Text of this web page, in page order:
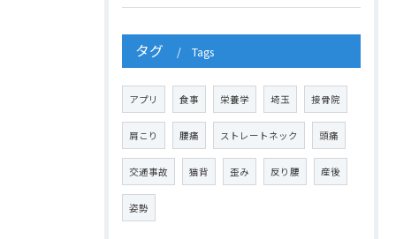
タグ Tags
アプリ 食事 栄養学 埼玉 接骨院
肩こり 腰痛 ストレートネック 頭痛
交通事故 猫背 歪み 反り腰 産後
姿勢